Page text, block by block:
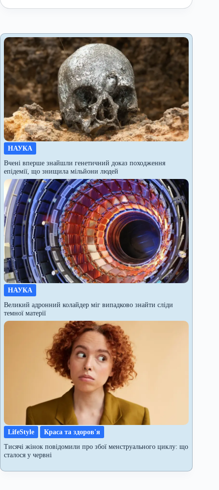
НАУКА
Вчені вперше знайшли генетичний доказ походження
епідемії, що знищила мільйони людей
НАУКА
Великий адронний колайдер міг випадково знайти сліди
темної матерії
LifeStyle
Краса та здоров'я
Тисячі жінок повідомили про збої менструального циклу: що
сталося у червні